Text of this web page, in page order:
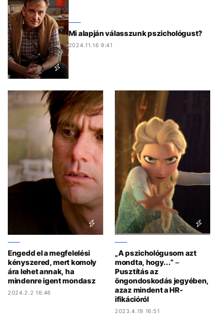
Mi alapján válasszunk pszichológust?
2024.11.16 9:41
Engedd el a megfelelési
kényszered, mert komoly
ára lehet annak, ha
mindenre igent mondasz
2024.2.2 16:46
„A pszichológusom azt
mondta, hogy...“ –
Pusztítás az
öngondoskodás jegyében,
azaz mindent a HR-
ifikációról
2023.4.19 16:51